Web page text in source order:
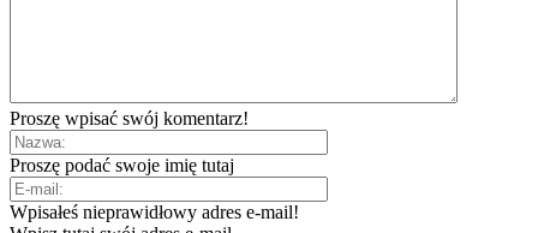
Proszę wpisać swój komentarz!
Proszę podać swoje imię tutaj
Wpisałeś nieprawidłowy adres e-mail!